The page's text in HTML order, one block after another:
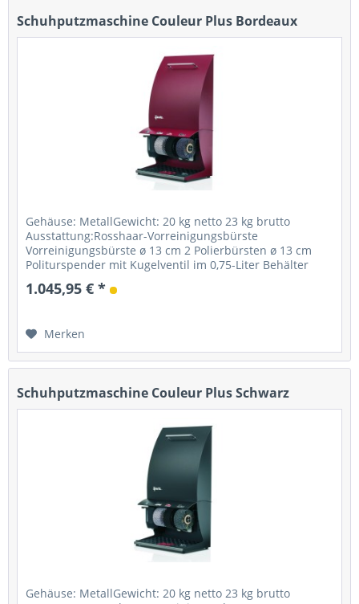
Schuhputzmaschine Couleur Plus Bordeaux
Gehäuse: MetallGewicht: 20 kg netto 23 kg brutto
Ausstattung:Rosshaar-Vorreinigungsbürste
Vorreinigungsbürste ø 13 cm 2 Polierbürsten ø 13 cm
Politurspender mit Kugelventil im 0,75-Liter Behälter
1.045,95 € *
Merken
Schuhputzmaschine Couleur Plus Schwarz
Gehäuse: MetallGewicht: 20 kg netto 23 kg brutto